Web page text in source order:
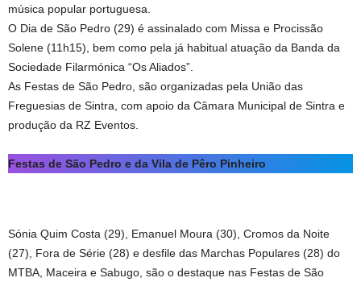
música popular portuguesa.
O Dia de São Pedro (29) é assinalado com Missa e Procissão
Solene (11h15), bem como pela já habitual atuação da Banda da
Sociedade Filarmónica “Os Aliados”.
As Festas de São Pedro, são organizadas pela União das
Freguesias de Sintra, com apoio da Câmara Municipal de Sintra e
produção da RZ Eventos.
Festas de São Pedro e da Vila de Pêro Pinheiro
Sónia Quim Costa (29), Emanuel Moura (30), Cromos da Noite
(27), Fora de Série (28) e desfile das Marchas Populares (28) do
MTBA, Maceira e Sabugo, são o destaque nas Festas de São